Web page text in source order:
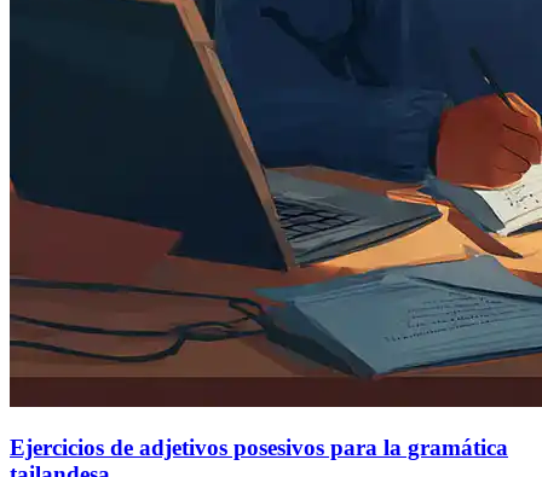
Ejercicios de adjetivos posesivos para la gramática